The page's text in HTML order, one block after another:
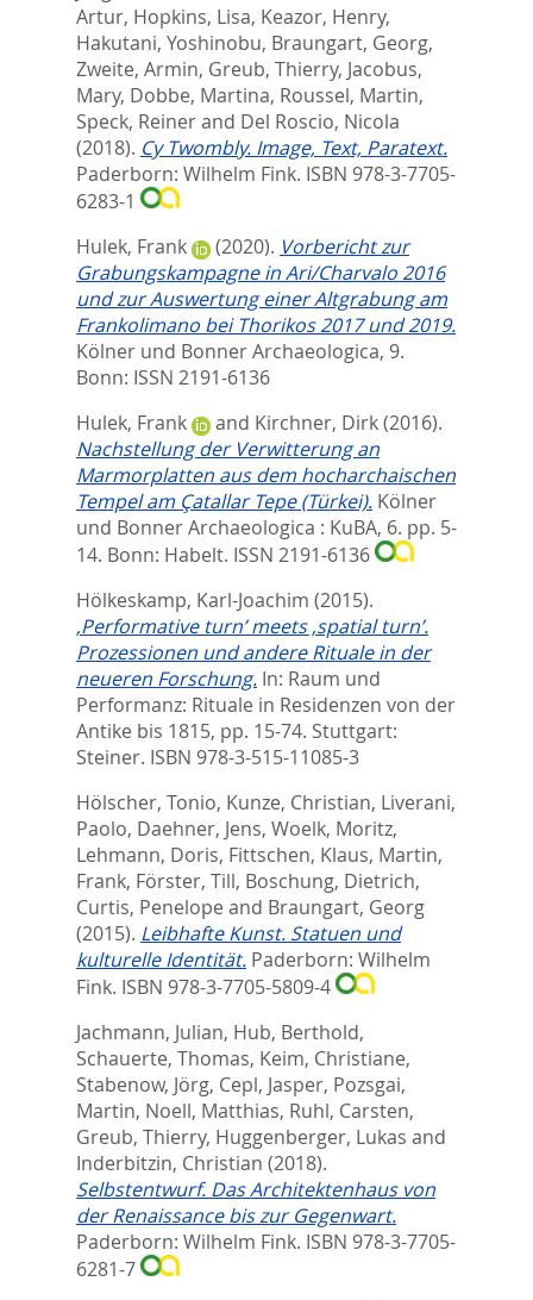
Artur, Hopkins, Lisa, Keazor, Henry,
Hakutani, Yoshinobu, Braungart, Georg,
Zweite, Armin, Greub, Thierry, Jacobus,
Mary, Dobbe, Martina, Roussel, Martin,
Speck, Reinerand Del Roscio, Nicola
(2018). Cy Twombly. Image, Text, Paratext.
Paderborn: Wilhelm Fink. ISBN 978-3-7705-
6283-1
Hulek, Frank
(2020). Vorbericht zur
Grabungskampagne in Ari/Charvalo 2016
und zur Auswertung einer Altgrabung am
Frankolimano bei Thorikos 2017 und 2019.
Kölner und Bonner Archaeologica, 9.
Bonn: ISSN 2191-6136
Hulek, Frank
and Kirchner, Dirk(2016).
Nachstellung der Verwitterung an
Marmorplatten aus dem hocharchaischen
Tempel am Çatallar Tepe (Türkei). Kölner
und Bonner Archaeologica : KuBA, 6. pp. 5-
14. Bonn: Habelt. ISSN 2191-6136
Hölkeskamp, Karl-Joachim (2015).
‚Performative turn’ meets ‚spatial turn’.
Prozessionen und andere Rituale in der
neueren Forschung. In: Raum und
Performanz: Rituale in Residenzen von der
Antike bis 1815, pp. 15-74. Stuttgart:
Steiner. ISBN 978-3-515-11085-3
Hölscher, Tonio, Kunze, Christian, Liverani,
Paolo, Daehner, Jens, Woelk, Moritz,
Lehmann, Doris, Fittschen, Klaus, Martin,
Frank, Förster, Till, Boschung, Dietrich,
Curtis, Penelope and Braungart, Georg
(2015). Leibhafte Kunst. Statuen und
kulturelle Identität. Paderborn: Wilhelm
Fink. ISBN 978-3-7705-5809-4
Jachmann, Julian, Hub, Berthold,
Schauerte, Thomas, Keim, Christiane,
Stabenow, Jörg, Cepl, Jasper, Pozsgai,
Martin, Noell, Matthias, Ruhl, Carsten,
Greub, Thierry, Huggenberger, Lukas and
Inderbitzin, Christian (2018).
Selbstentwurf. Das Architektenhaus von
der Renaissance bis zur Gegenwart.
Paderborn: Wilhelm Fink. ISBN 978-3-7705-
6281-7